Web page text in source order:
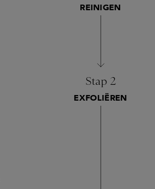
REINIGEN
Stap 2
EXFOLIËREN